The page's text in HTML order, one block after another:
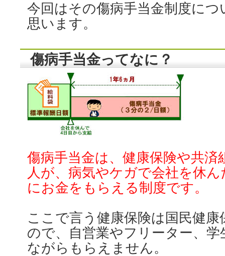
今回はその傷病手当金制度に
思います。
傷病手当金ってなに？
傷病手当金は、健康保険や共済
人が、病気やケガで会社を休
にお金をもらえる制度です。
ここで言う健康保険は国民健
ので、自営業やフリーター、
ながらもらえません。